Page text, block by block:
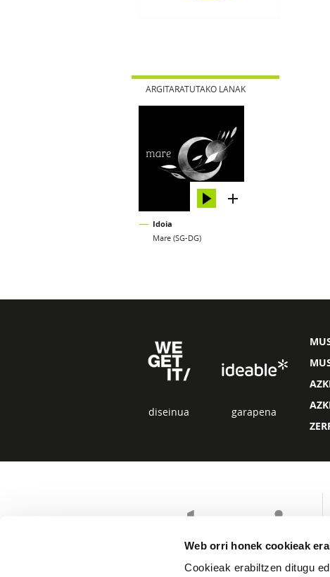
Web orri honek cookieak
Cookieak erabiltzen ditugu
ARGITARATUTAKO LANAK
Idoia
Mare (SG-DG)
diseinua garapena